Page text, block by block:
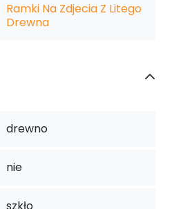
Ramki Na Zdjecia Z Litego
Drewna
drewno
nie